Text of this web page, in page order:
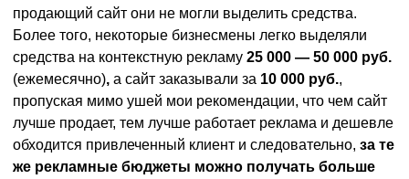
продающий сайт они не могли выделить средства.
Более того, некоторые бизнесмены легко выделяли
средства на контекстную рекламу25 000 — 50 000 руб.
(ежемесячно), а сайт заказывали за 10 000 руб.,
пропуская мимо ушей мои рекомендации, что чем сайт
лучше продает, тем лучше работает реклама и дешевле
обходится привлеченный клиент и следовательно,за те
же рекламные бюджеты можно получать больше